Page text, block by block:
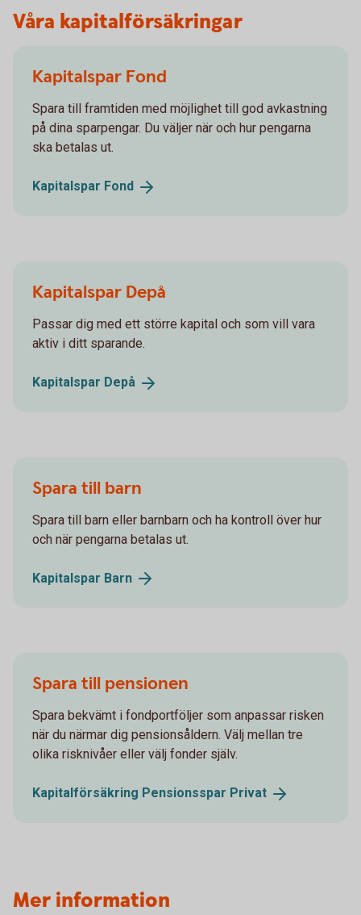
Våra kapitalförsäkringar
Kapitalspar Fond
Spara till framtiden med möjlighet till god avkastning
på dina sparpengar. Du väljer när och hur pengarna
ska betalas ut.
Kapitalspar Fond
Kapitalspar Depå
Passar dig med ett större kapital och som vill vara
aktiv i ditt sparande.
Kapitalspar Depå
Spara till barn
Spara till barn eller barnbarn och ha kontroll över hur
och när pengarna betalas ut.
Kapitalspar Barn
Spara till pensionen
Spara bekvämt i fondportföljer som anpassar risken
när du närmar dig pensionsåldern. Välj mellan tre
olika risknivåer eller välj fonder själv.
Kapitalförsäkring Pensionsspar Privat
Mer information